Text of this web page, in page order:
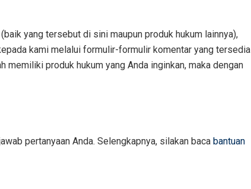
yang tersebut di sini maupun produk hukum lainnya),
kami melalui formulir-formulir komentar yang tersedia
produk hukum yang Anda inginkan, maka dengan
pertanyaan Anda. Selengkapnya, silakan baca bantuan